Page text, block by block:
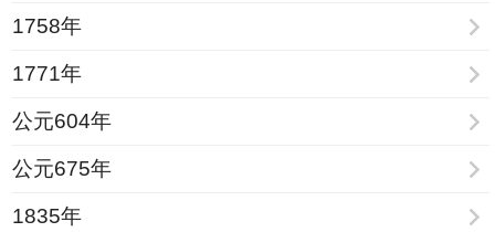
1758年
1771年
公元604年
公元675年
1835年